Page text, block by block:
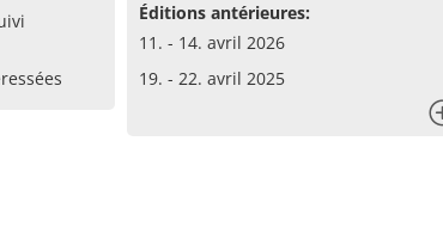
Éditions antérieures:
11. - 14. avril 2026
19. - 22. avril 2025